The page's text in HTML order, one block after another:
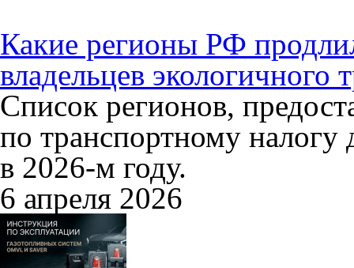
Какие регионы РФ
владельцев экологичного
Список регионов,
по транспортному налогу
в 2026-м году.
6 апреля 2026